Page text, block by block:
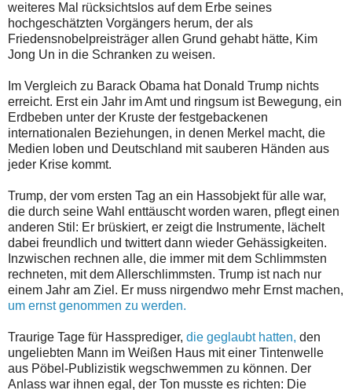
weiteres Mal rücksichtslos auf dem Erbe seines
hochgeschätzten Vorgängers herum, der als
Friedensnobelpreisträger allen Grund gehabt hätte, Kim
Jong Un in die Schranken zu weisen.
Im Vergleich zu Barack Obama hat Donald Trump nichts
erreicht. Erst ein Jahr im Amt und ringsum ist Bewegung, ein
Erdbeben unter der Kruste der festgebackenen
internationalen Beziehungen, in denen Merkel macht, die
Medien loben und Deutschland mit sauberen Händen aus
jeder Krise kommt.
Trump, der vom ersten Tag an ein Hassobjekt für alle war,
die durch seine Wahl enttäuscht worden waren, pflegt einen
anderen Stil: Er brüskiert, er zeigt die Instrumente, lächelt
dabei freundlich und twittert dann wieder Gehässigkeiten.
Inzwischen rechnen alle, die immer mit dem Schlimmsten
rechneten, mit dem Allerschlimmsten. Trump ist nach nur
einem Jahr am Ziel. Er muss nirgendwo mehr Ernst machen,
um ernst genommen zu werden.
Traurige Tage für Hassprediger, die geglaubt hatten, den
ungeliebten Mann im Weißen Haus mit einer Tintenwelle
aus Pöbel-Publizistik wegschwemmen zu können. Der
Anlass war ihnen egal, der Ton musste es richten: Die